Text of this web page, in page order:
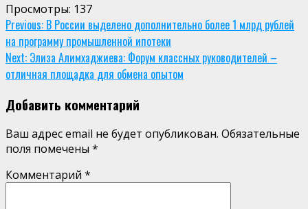
Просмотры: 137
Continue
Reading
Previous: В России выделено дополнительно более 1 млрд рублей
на программу промышленной ипотеки
Next: Элиза Алимхаджиева: Форум классных руководителей –
отличная площадка для обмена опытом
Добавить комментарий
Ваш адрес email не будет опубликован. Обязательные
поля помечены *
Комментарий *